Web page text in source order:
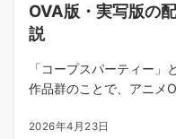
OVA版・実写版の
説
「コープスパーティー
作品群のことで、アニメ
2026年4月23日